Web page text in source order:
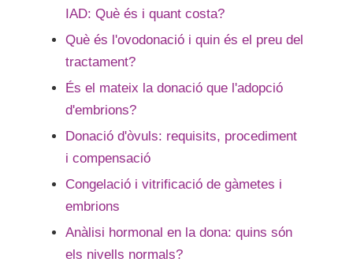
IAD: Què és i quant costa?
Què és l'ovodonació i quin és el preu del
tractament?
És el mateix la donació que l'adopció
d'embrions?
Donació d'òvuls: requisits, procediment
i compensació
Congelació i vitrificació de gàmetes i
embrions
Anàlisi hormonal en la dona: quins són
els nivells normals?